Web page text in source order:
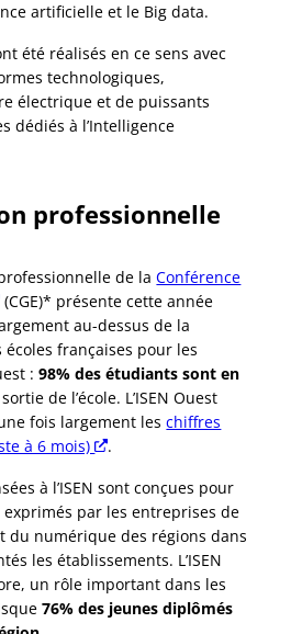
artificielle et le Big data.
été réalisés en ce sens avec
technologiques,
électrique et de puissants
dédiés à l’Intelligence
professionnelle
de laConférence
Nouvelle fenêtre
(CGE)* présente cette année
au-dessus de la
françaises pour les
:98% des étudiants sont en
de l’école. L’ISEN Ouest
fois largement leschiffres
à 6 mois)
Nouvelle fenêtre
.
à l’ISEN sont conçues pour
par les entreprises de
du numérique des régions dans
les établissements. L’ISEN
un rôle important dans les
76% des jeunes diplômés